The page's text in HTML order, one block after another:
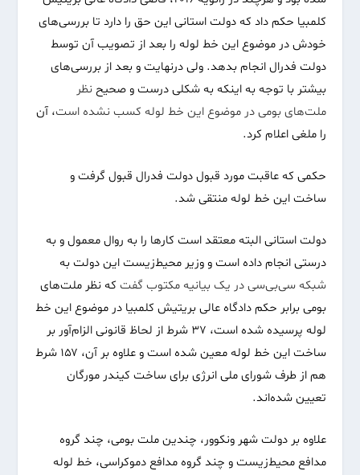
کلمبیا حکم داد که دولت استانی این حق را دارد تا بررسی‌های
خودش در موضوع این خط لوله را بعد از تصویب آن توسط
دولت فدرال انجام بدهد. ولی درنهایت و بعد از بررسی‌های
بیشتر با توجه به اینکه به شکلی درست و صحیح نظر
ملت‌های بومی در موضوع این خط لوله کسب نشده است، آن
را ملغی اعلام کرد.
حکمی که عاقبت مورد قبول دولت فدرال قبول گرفت و
ساخت این خط لوله منتقی شد.
دولت استانی البته معتقد است کارها را به روال معمول و به
درستی انجام داده است و وزیر محیط‌زیست این دولت به
شبکه سی‌بی‌سی در یک بیانیه مکتوب گفتکه نظر ملت‌های
بومی برابر حکم دادگاه عالی بریتیش کلمبیا در موضوع این خط
لوله پرسیده شده است، ۳۷ شرط از لحاظ قانونی الزام‌آور بر
ساخت این خط لوله معین شده است و علاوه بر آن، ۱۵۷ شرط
هم از طرف شورای ملی انرژی برای ساخت کیندر مورگان
تعیین شده‌اند.
علاوه بر دولت شهر ونکوور، چندین ملت بومی، چند گروه
مدافع محیط‌زیست و چند گروه مدافع دموکراسی، خط لوله